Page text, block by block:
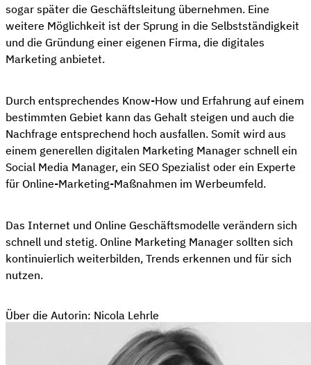
sogar später die Geschäftsleitung übernehmen. Eine
weitere Möglichkeit ist der Sprung in die Selbstständigkeit
und die Gründung einer eigenen Firma, die digitales
Marketing anbietet.
Durch entsprechendes Know-How und Erfahrung auf einem
bestimmten Gebiet kann das Gehalt steigen und auch die
Nachfrage entsprechend hoch ausfallen. Somit wird aus
einem generellen digitalen Marketing Manager schnell ein
Social Media Manager, ein SEO Spezialist oder ein Experte
für Online-Marketing-Maßnahmen im Werbeumfeld.
Das Internet und Online Geschäftsmodelle verändern sich
schnell und stetig. Online Marketing Manager sollten sich
kontinuierlich weiterbilden, Trends erkennen und für sich
nutzen.
Über die Autorin: Nicola Lehrle